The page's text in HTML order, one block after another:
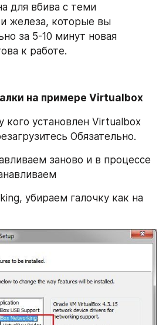
для вбива с теми
железа, которые вы
за 5-10 минут новая
к работе.
на примере Virtualboх
кого установлен Virtualboх
Обязательно.
заново и в процессе
убираем галочку как на